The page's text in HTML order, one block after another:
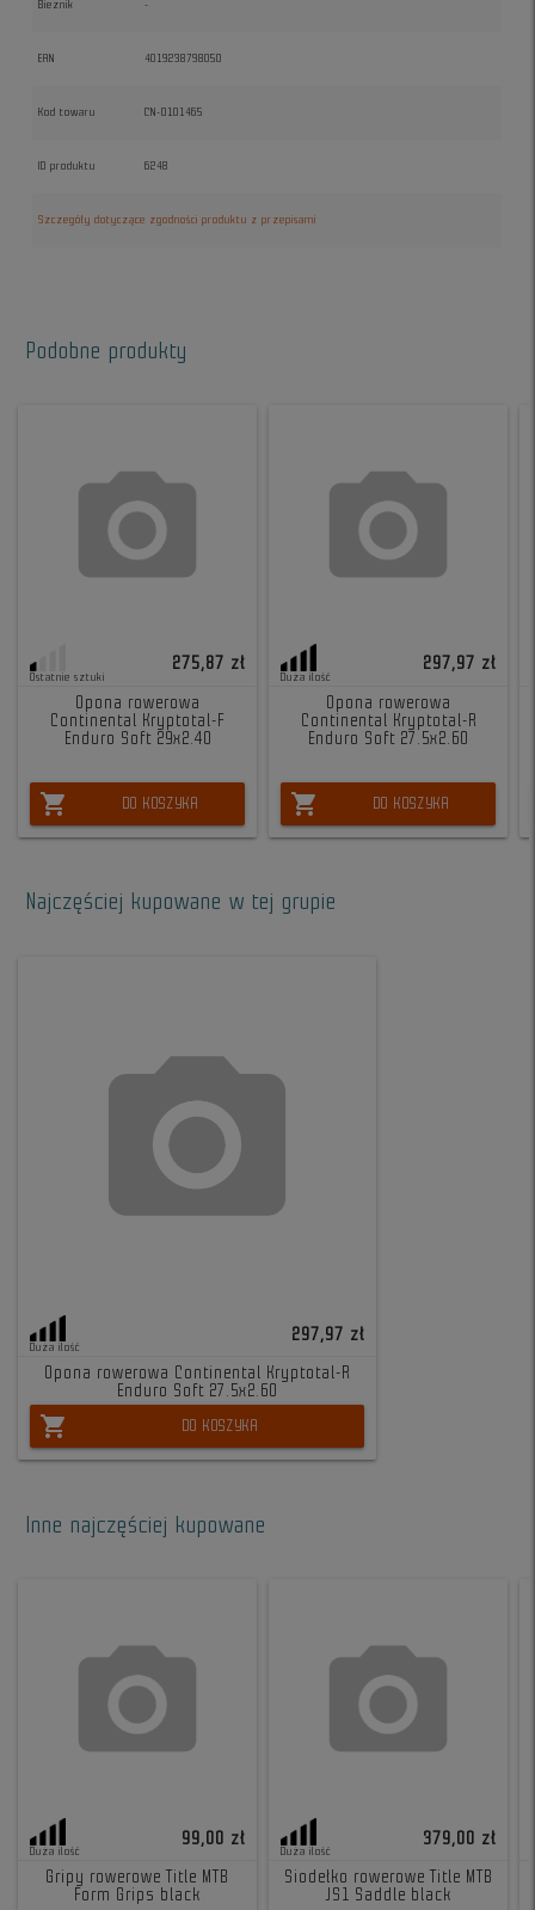
Bieznik -
EAN 4019238798050
Kod towaru CN-0101465
ID produktu 6248
Szczegóły dotyczące zgodności produktu z przepisami
Podobne produkty
Ostatnie sztuki
275,87 zł
Opona rowerowa
Continental Kryptotal-F
Enduro Soft 29x2.40
shopping_cart DO KOSZYKA
Duża ilość
297,97 zł
Opona rowerowa
Continental Kryptotal-R
Enduro Soft 27.5x2.60
shopping_cart DO KOSZYKA
Najczęściej kupowane w tej grupie
Duża ilość
297,97 zł
Opona rowerowa Continental Kryptotal-R
Enduro Soft 27.5x2.60
shopping_cart DO KOSZYKA
Inne najczęściej kupowane
Duża ilość
99,00 zł
Gripy rowerowe Title MTB
Form Grips black
Duża ilość
379,00 zł
Siodełko rowerowe Title MTB
JS1 Saddle black